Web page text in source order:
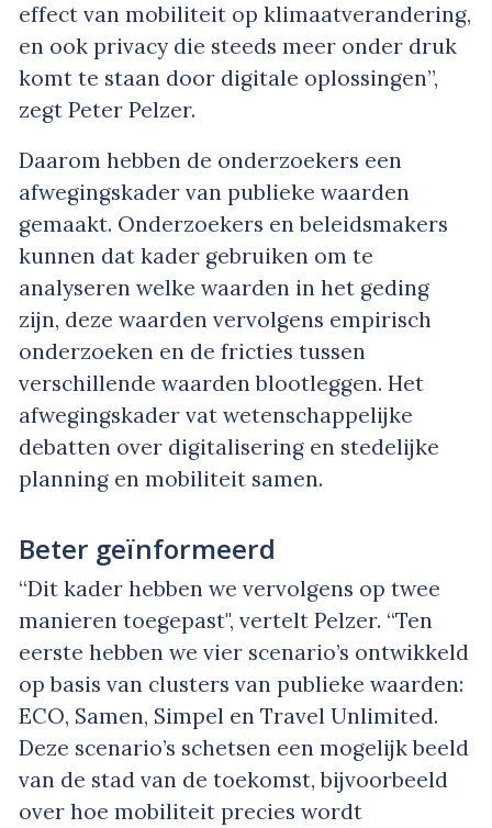
effect van mobiliteit op klimaatverandering,
en ook privacy die steeds meer onder druk
komt te staan door digitale oplossingen”,
zegt Peter Pelzer.
Daarom hebben de onderzoekers een
afwegingskader van publieke waarden
gemaakt. Onderzoekers en beleidsmakers
kunnen dat kader gebruiken om te
analyseren welke waarden in het geding
zijn, deze waarden vervolgens empirisch
onderzoeken en de fricties tussen
verschillende waarden blootleggen. Het
afwegingskader vat wetenschappelijke
debatten over digitalisering en stedelijke
planning en mobiliteit samen.
Beter geïnformeerd
“Dit kader hebben we vervolgens op twee
manieren toegepast", vertelt Pelzer. “Ten
eerste hebben we vier scenario’s ontwikkeld
op basis van clusters van publieke waarden:
ECO, Samen, Simpel en Travel Unlimited.
Deze scenario’s schetsen een mogelijk beeld
van de stad van de toekomst, bijvoorbeeld
over hoe mobiliteit precies wordt